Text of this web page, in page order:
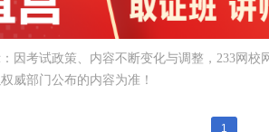
因考试政策、内容不断变化与调整，233网校
威部门公布的内容为准！
1